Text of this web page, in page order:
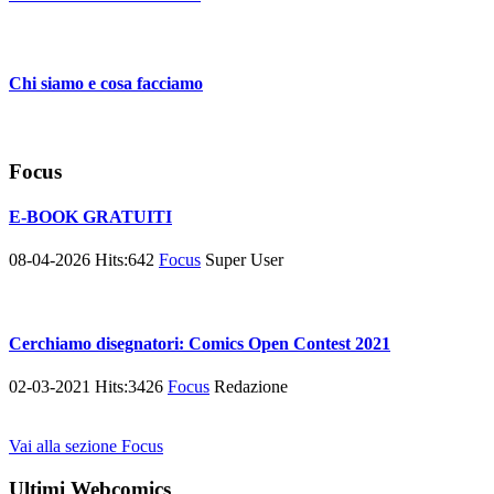
Chi siamo e cosa facciamo
Focus
E-BOOK GRATUITI
08-04-2026 Hits:642 Focus Super User
Cerchiamo disegnatori: Comics Open Contest 2021
02-03-2021 Hits:3426 Focus Redazione
Vai alla sezione Focus
Ultimi Webcomics